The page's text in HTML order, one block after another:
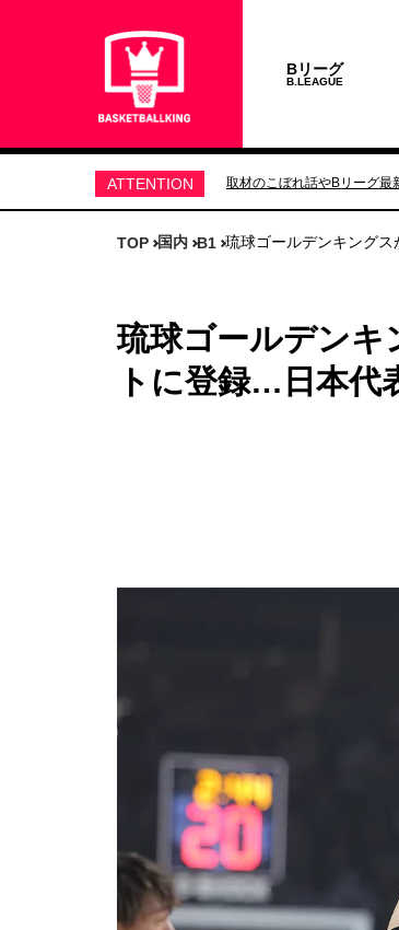
Bリーグ
B.LEAGUE
ATTENTION 取材のこぼれ話やBリーグ最
TOP 国内 B1 琉球ゴールデンキング
琉球ゴールデンキ
トに登録…日本代